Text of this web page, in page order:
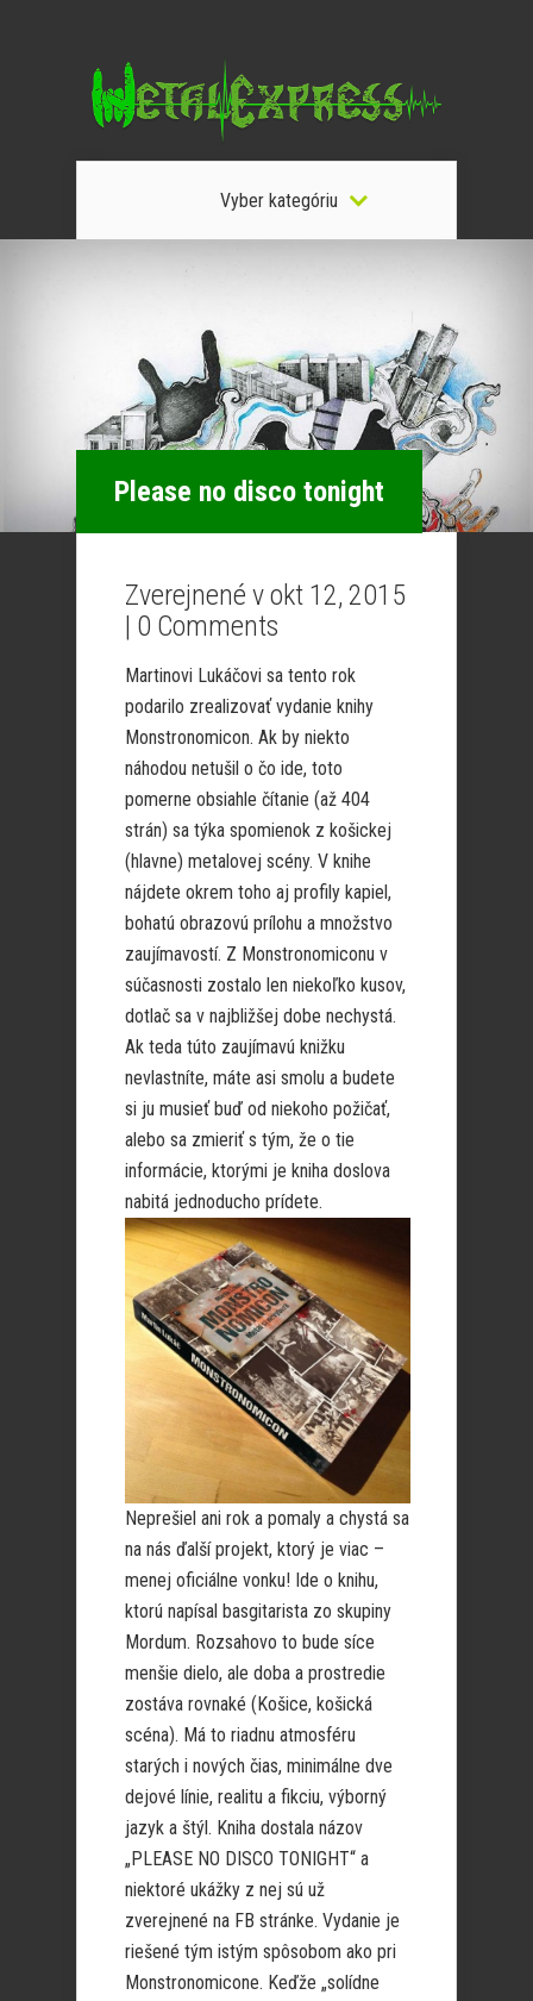
Vyber kategóriu
Please no disco tonight
Zverejnené v okt 12, 2015
| 0 Comments
Martinovi Lukáčovi sa tento rok
podarilo zrealizovať vydanie knihy
Monstronomicon. Ak by niekto
náhodou netušil o čo ide, toto
pomerne obsiahle čítanie (až 404
strán) sa týka spomienok z košickej
(hlavne) metalovej scény. V knihe
nájdete okrem toho aj profily kapiel,
bohatú obrazovú prílohu a množstvo
zaujímavostí. Z Monstronomiconu v
súčasnosti zostalo len niekoľko kusov,
dotlač sa v najbližšej dobe nechystá.
Ak teda túto zaujímavú knižku
nevlastníte, máte asi smolu a budete
si ju musieť buď od niekoho požičať,
alebo sa zmieriť s tým, že o tie
informácie, ktorými je kniha doslova
nabitá jednoducho prídete.
Neprešiel ani rok a pomaly a chystá sa
na nás ďalší projekt, ktorý je viac –
menej oficiálne vonku! Ide o knihu,
ktorú napísal basgitarista zo skupiny
Mordum. Rozsahovo to bude síce
menšie dielo, ale doba a prostredie
zostáva rovnaké (Košice, košická
scéna). Má to riadnu atmosféru
starých i nových čias, minimálne dve
dejové línie, realitu a fikciu, výborný
jazyk a štýl. Kniha dostala názov
„PLEASE NO DISCO TONIGHT“ a
niektoré ukážky z nej sú už
zverejnené na FB stránke. Vydanie je
riešené tým istým spôsobom ako pri
Monstronomicone. Keďže „solídne